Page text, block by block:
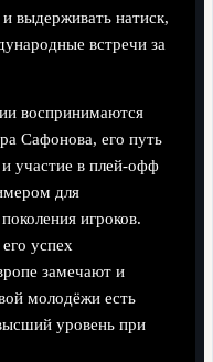
выдерживать натиск,
встречи за
воспринимаются
Сафонова, его путь
участие в плей-офф
для
игроков.
успех
замечают и
молодёжи есть
уровень при